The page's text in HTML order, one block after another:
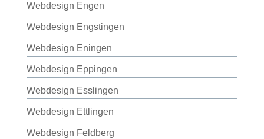
Webdesign Engen
Webdesign Engstingen
Webdesign Eningen
Webdesign Eppingen
Webdesign Esslingen
Webdesign Ettlingen
Webdesign Feldberg